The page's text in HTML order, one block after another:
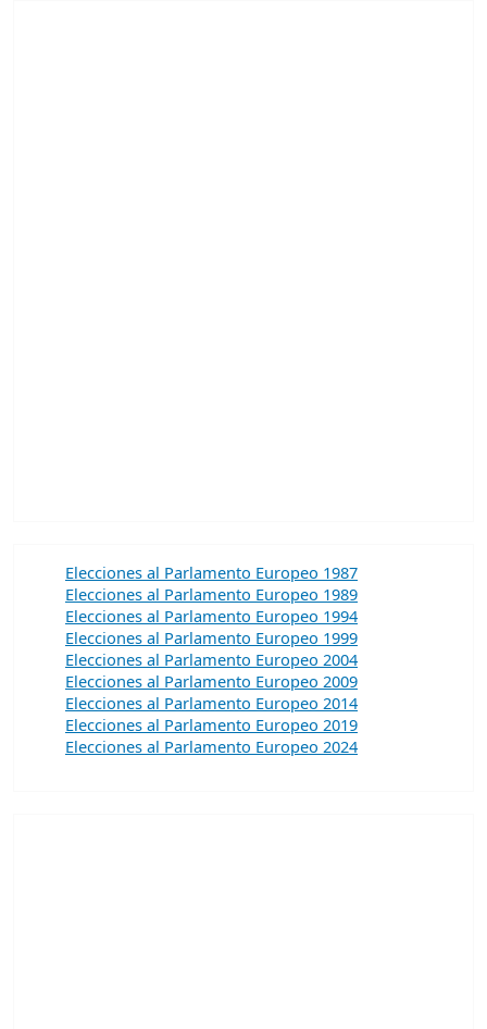
Elecciones al Parlamento Europeo 1987
Elecciones al Parlamento Europeo 1989
Elecciones al Parlamento Europeo 1994
Elecciones al Parlamento Europeo 1999
Elecciones al Parlamento Europeo 2004
Elecciones al Parlamento Europeo 2009
Elecciones al Parlamento Europeo 2014
Elecciones al Parlamento Europeo 2019
Elecciones al Parlamento Europeo 2024